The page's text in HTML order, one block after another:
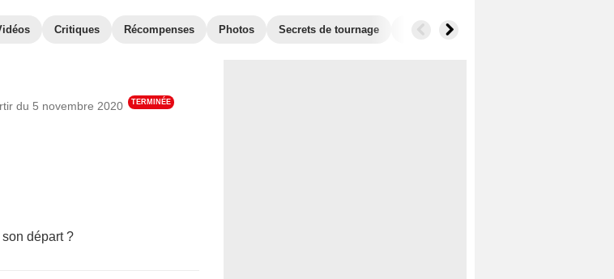
Critiques Récompenses Photos Secrets de tournage Séries similaires
du 5 novembre 2020 TERMINÉE
départ ?